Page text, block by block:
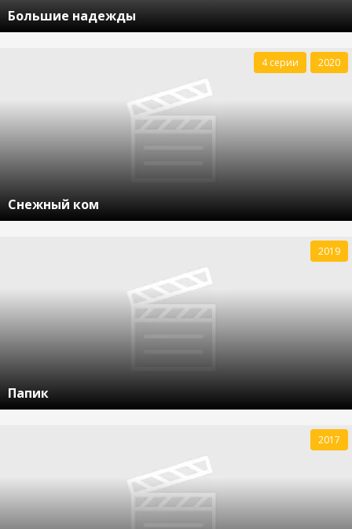
Большие надежды
Снежный ком
4 серии 2020
Папик
2019
2017